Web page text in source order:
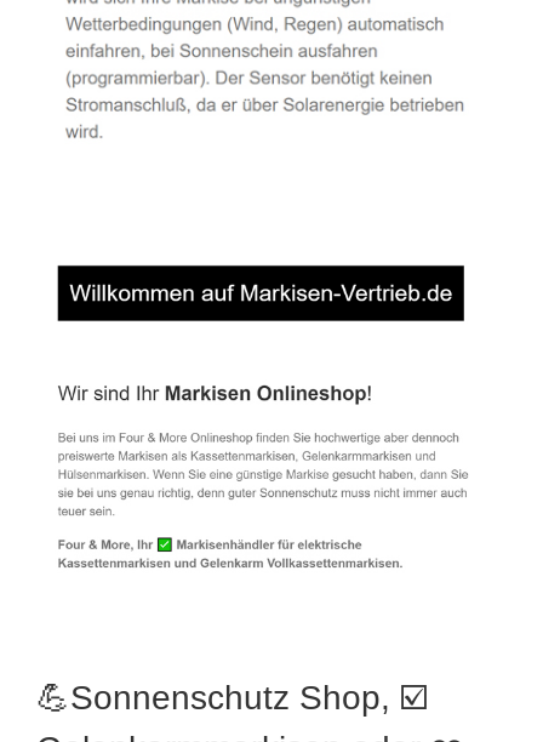
💪Sonnenschutz Shop, ☑️